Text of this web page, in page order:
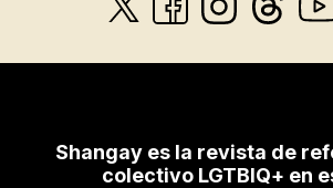
Shangay es la revista de
colectivo LGTBIQ+ en